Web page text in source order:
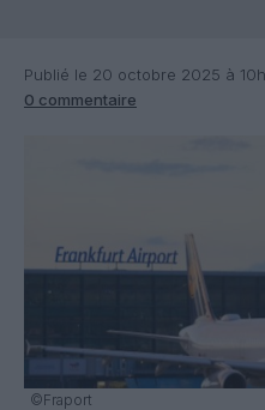
Publié le 20 octobre 2025 à
0 commentaire
©Fraport